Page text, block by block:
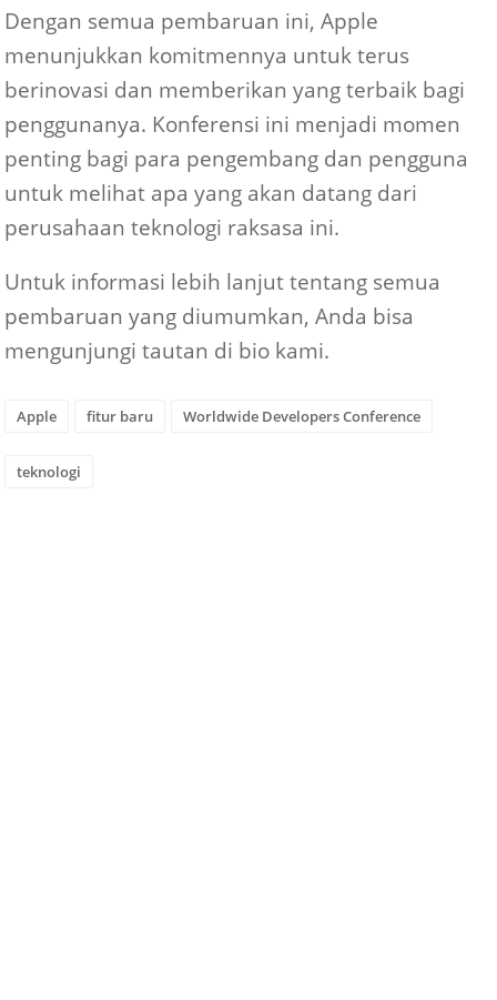
Dengan semua pembaruan ini, Apple
menunjukkan komitmennya untuk terus
berinovasi dan memberikan yang terbaik bagi
penggunanya. Konferensi ini menjadi momen
penting bagi para pengembang dan pengguna
untuk melihat apa yang akan datang dari
perusahaan teknologi raksasa ini.
Untuk informasi lebih lanjut tentang semua
pembaruan yang diumumkan, Anda bisa
mengunjungi tautan di bio kami.
Apple fitur baru Worldwide Developers Conference
teknologi